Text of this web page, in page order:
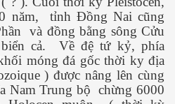
năm,
tỉnh Đồng Nai cũng
và đồng bằng sông Cửu
cả.
Về đệ tứ kỷ, phía
móng đá gốc thời ky địa
) được nâng lên cùng
Nam Trung bộ chừng 6000